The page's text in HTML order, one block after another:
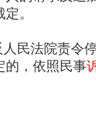
。
民法院责令
的，依照民事